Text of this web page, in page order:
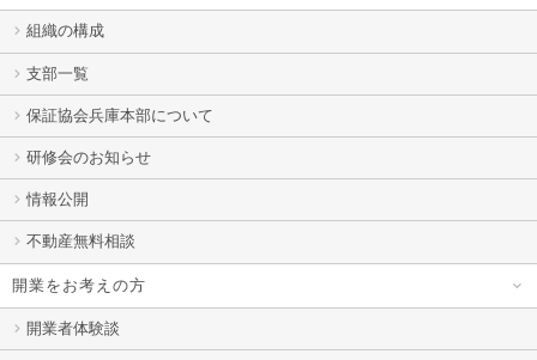
組織の構成
支部一覧
保証協会兵庫本部について
研修会のお知らせ
情報公開
不動産無料相談
開業をお考えの方
開業者体験談